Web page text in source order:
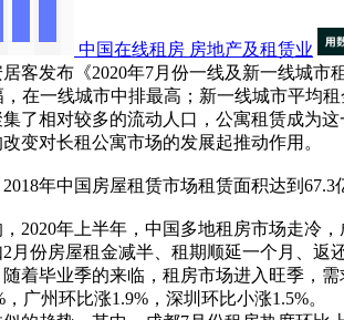
中国在线租房 房地产及租赁业
发布《2020年7月份一线及新一线城市
在一线城市中排最高；新一线城市平均
相对较多的流动人口，公寓租赁成为这
变对长租公寓市场的发展起推动作用。
年中国房屋租赁市场租赁面积达到67.3
年上半年，中国多地租房市场走冷，
月份房屋租金减半、租期顺延一个月、返
毕业季的来临，租房市场进入旺季，需
广州环比涨1.9%，深圳环比小涨1.5%。